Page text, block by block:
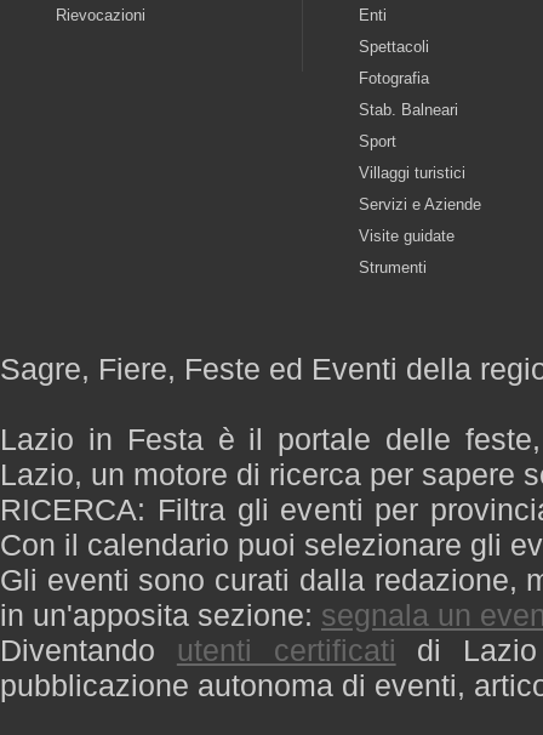
Rievocazioni
Enti
Spettacoli
Fotografia
Stab. Balneari
Sport
Villaggi turistici
Servizi e Aziende
Visite guidate
Strumenti
Sagre, Fiere, Feste ed Eventi della
Lazio in Festa è il portale delle
Lazio, un motore di ricerca per sapere
RICERCA: Filtra gli eventi per
Con il calendario puoi selezionare gli
Gli eventi sono curati dalla redazione,
in un'apposita sezione: segnala un
Diventando utenti certificati di
pubblicazione autonoma di eventi,